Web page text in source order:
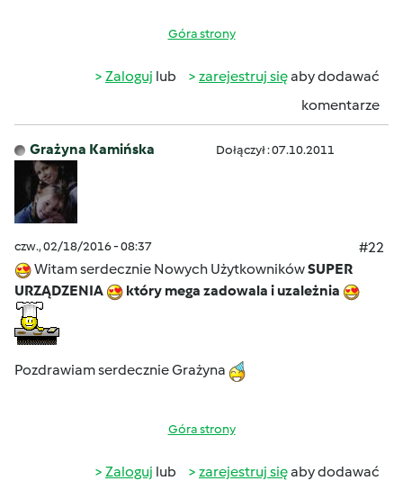
Góra strony
Zaloguj lub zarejestruj sięaby dodawać
komentarze
Grażyna Kamińska Dołączył : 07.10.2011
czw., 02/18/2016 - 08:37
#22
Witam serdecznie Nowych UżytkownikówSUPER
URZĄDZENIA
który mega zadowala i uzależnia
Pozdrawiam serdecznie Grażyna
Góra strony
Zaloguj lub zarejestruj sięaby dodawać